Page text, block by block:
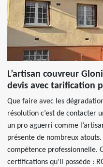
L’artisan couvreur
devis avec tarification
Que faire avec les
résolution c’est de contacter
un pro aguerri comme
présente de nombreux
compétence professionnelle.
certifications qu’il possède :